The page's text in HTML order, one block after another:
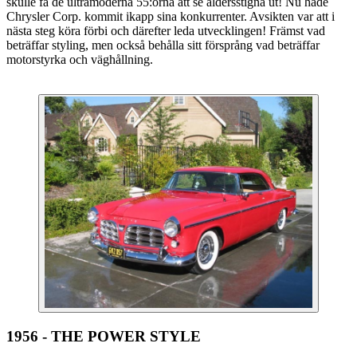
Chrysler Corp. kommit ikapp sina konkurrenter. Avsikten var att i
nästa steg köra förbi och därefter leda utvecklingen! Främst vad
beträffar styling, men också behålla sitt försprång vad beträffar
motorstyrka och väghållning.
1956 - THE POWER STYLE